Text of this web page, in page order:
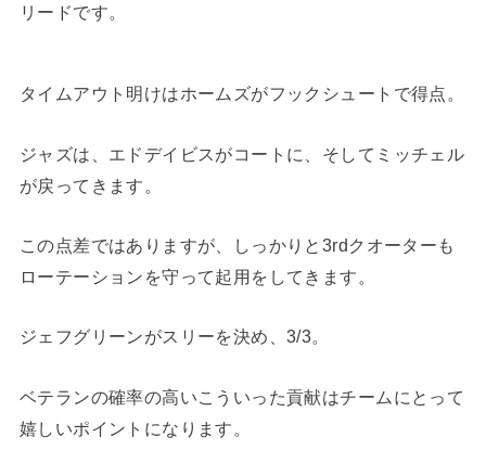
リードです。
タイムアウト明けはホームズがフックシュートで得点。
ジャズは、エドデイビスがコートに、そしてミッチェル
が戻ってきます。
この点差ではありますが、しっかりと3rdクオーターも
ローテーションを守って起用をしてきます。
ジェフグリーンがスリーを決め、3/3。
ベテランの確率の高いこういった貢献はチームにとって
嬉しいポイントになります。